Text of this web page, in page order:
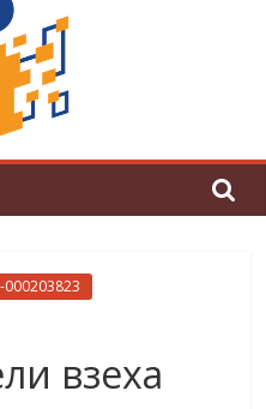
оживя в ОУ
000203823
взеха